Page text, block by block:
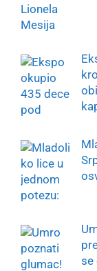
se